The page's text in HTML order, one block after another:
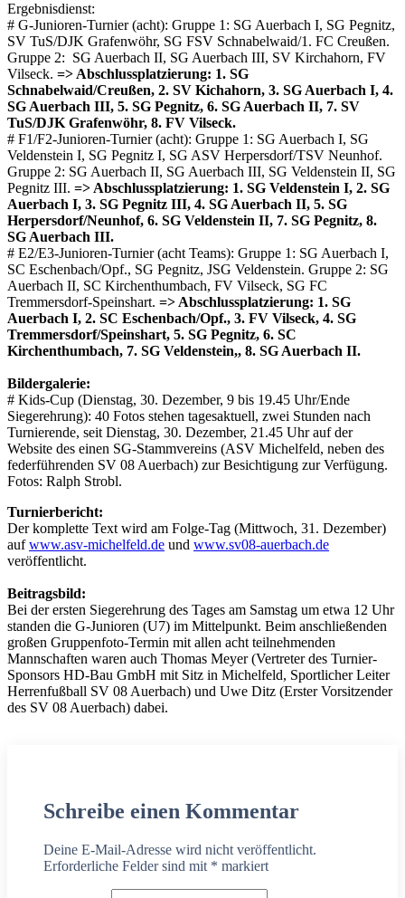
Ergebnisdienst:
# G-Junioren-Turnier (acht): Gruppe 1: SG Auerbach I, SG Pegnitz,
SV TuS/DJK Grafenwöhr, SG FSV Schnabelwaid/1. FC Creußen.
Gruppe 2: SG Auerbach II, SG Auerbach III, SV Kirchahorn, FV
Vilseck. => Abschlussplatzierung: 1. SG
Schnabelwaid/Creußen, 2. SV Kichahorn, 3. SG Auerbach I, 4.
SG Auerbach III, 5. SG Pegnitz, 6. SG Auerbach II, 7. SV
TuS/DJK Grafenwöhr, 8. FV Vilseck.
# F1/F2-Junioren-Turnier (acht): Gruppe 1: SG Auerbach I, SG
Veldenstein I, SG Pegnitz I, SG ASV Herpersdorf/TSV Neunhof.
Gruppe 2: SG Auerbach II, SG Auerbach III, SG Veldenstein II, SG
Pegnitz III. => Abschlussplatzierung: 1. SG Veldenstein I, 2. SG
Auerbach I, 3. SG Pegnitz III, 4. SG Auerbach II, 5. SG
Herpersdorf/Neunhof, 6. SG Veldenstein II, 7. SG Pegnitz, 8.
SG Auerbach III.
# E2/E3-Junioren-Turnier (acht Teams): Gruppe 1: SG Auerbach I,
SC Eschenbach/Opf., SG Pegnitz, JSG Veldenstein. Gruppe 2: SG
Auerbach II, SC Kirchenthumbach, FV Vilseck, SG FC
Tremmersdorf-Speinshart. => Abschlussplatzierung: 1. SG
Auerbach I, 2. SC Eschenbach/Opf., 3. FV Vilseck, 4. SG
Tremmersdorf/Speinshart, 5. SG Pegnitz, 6. SC
Kirchenthumbach, 7. SG Veldenstein,, 8. SG Auerbach II.
Bildergalerie:
# Kids-Cup (Dienstag, 30. Dezember, 9 bis 19.45 Uhr/Ende
Siegerehrung): 40 Fotos stehen tagesaktuell, zwei Stunden nach
Turnierende, seit Dienstag, 30. Dezember, 21.45 Uhr auf der
Website des einen SG-Stammvereins (ASV Michelfeld, neben des
federführenden SV 08 Auerbach) zur Besichtigung zur Verfügung.
Fotos: Ralph Strobl.
Turnierbericht:
Der komplette Text wird am Folge-Tag (Mittwoch, 31. Dezember)
aufwww.asv-michelfeld.de und www.sv08-auerbach.de
veröffentlicht.
Beitragsbild:
Bei der ersten Siegerehrung des Tages am Samstag um etwa 12 Uhr
standen die G-Junioren (U7) im Mittelpunkt. Beim anschließenden
großen Gruppenfoto-Termin mit allen acht teilnehmenden
Mannschaften waren auch Thomas Meyer (Vertreter des Turnier-
Sponsors HD-Bau GmbH mit Sitz in Michelfeld, Sportlicher Leiter
Herrenfußball SV 08 Auerbach) und Uwe Ditz (Erster Vorsitzender
des SV 08 Auerbach) dabei.
Schreibe einen Kommentar
Deine E-Mail-Adresse wird nicht veröffentlicht.
Erforderliche Felder sind mit * markiert